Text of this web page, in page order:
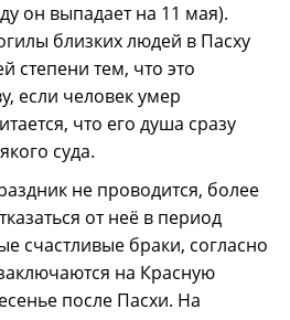
он выпадает на 11 мая).
близких людей в Пасху
степени тем, что это
если человек умер
что его душа сразу
суда.
не проводится, более
от неё в период
счастливые браки, согласно
на Красную
после Пасхи. На